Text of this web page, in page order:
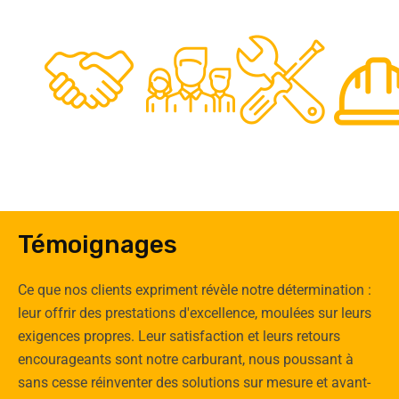
48
0
50
Experts
Témoignages
Ce que nos clients expriment révèle notre détermination :
leur offrir des prestations d'excellence, moulées sur leurs
exigences propres. Leur satisfaction et leurs retours
encourageants sont notre carburant, nous poussant à
sans cesse réinventer des solutions sur mesure et avant-